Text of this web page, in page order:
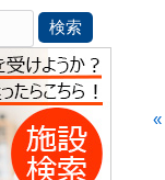
«